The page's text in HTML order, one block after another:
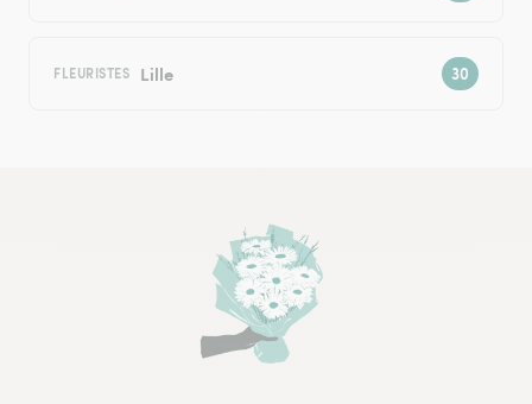
FLEURISTES Lille